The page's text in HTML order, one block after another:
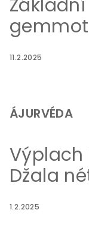
11.2.2025
ÁJURVÉDA
Výplach
Džala
1.2.2025